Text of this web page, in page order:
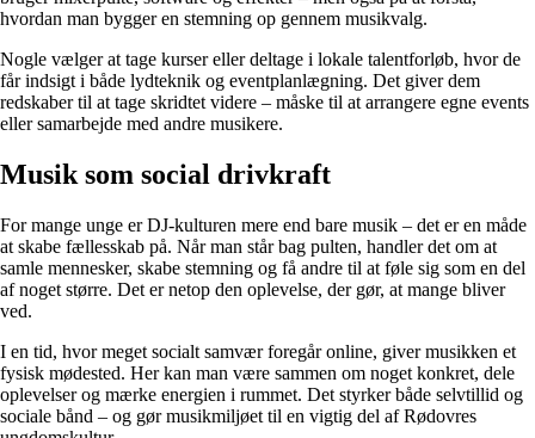
hvordan man bygger en stemning op gennem musikvalg.
Nogle vælger at tage kurser eller deltage i lokale talentforløb, hvor de
får indsigt i både lydteknik og eventplanlægning. Det giver dem
redskaber til at tage skridtet videre – måske til at arrangere egne events
eller samarbejde med andre musikere.
Musik som social drivkraft
For mange unge er DJ-kulturen mere end bare musik – det er en måde
at skabe fællesskab på. Når man står bag pulten, handler det om at
samle mennesker, skabe stemning og få andre til at føle sig som en del
af noget større. Det er netop den oplevelse, der gør, at mange bliver
ved.
I en tid, hvor meget socialt samvær foregår online, giver musikken et
fysisk mødested. Her kan man være sammen om noget konkret, dele
oplevelser og mærke energien i rummet. Det styrker både selvtillid og
sociale bånd – og gør musikmiljøet til en vigtig del af Rødovres